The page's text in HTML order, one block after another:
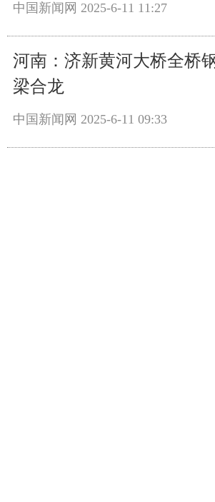
中国新闻网 2025-6-11 11:27
河南：济新黄河大桥全桥
梁合龙
中国新闻网 2025-6-11 09:33